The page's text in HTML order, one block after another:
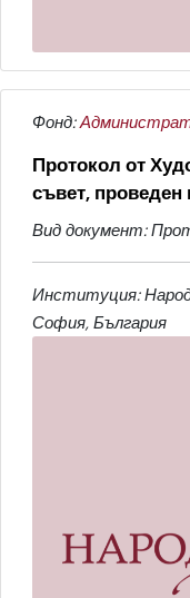
Фонд:
Протокол от
съвет, проведен
Вид документ:
Институция:
София, България